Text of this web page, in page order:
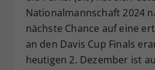
Nationalmannschaft 2024
nächste Chance auf eine
an den Davis Cup Finals
heutigen 2. Dezember ist
Zweck
Dieser Wert
Einstellungen.
zufällig
historische